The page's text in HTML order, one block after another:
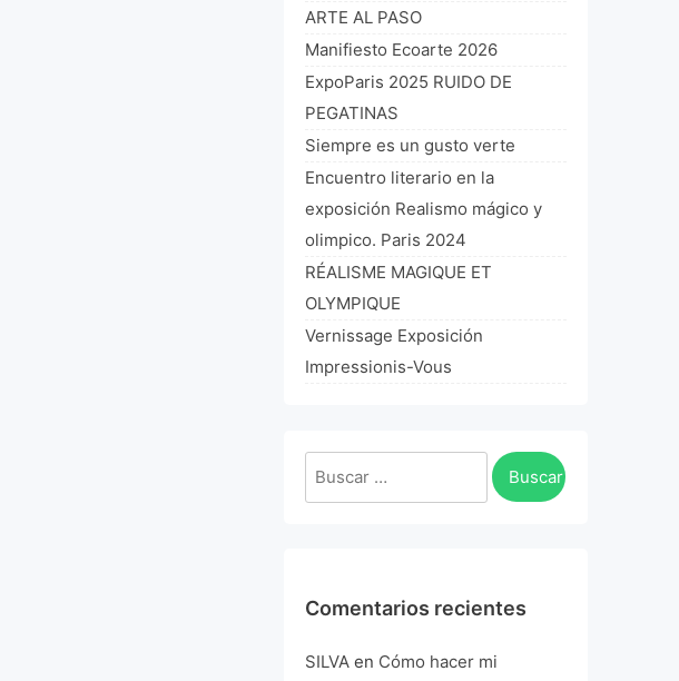
ARTE AL PASO
Manifiesto Ecoarte 2026
ExpoParis 2025 RUIDO DE
PEGATINAS
Siempre es un gusto verte
Encuentro literario en la
exposición Realismo mágico y
olimpico. Paris 2024
RÉALISME MAGIQUE ET
OLYMPIQUE
Vernissage Exposición
Impressionis-Vous
Buscar:
Comentarios recientes
SILVA en Cómo hacer mi